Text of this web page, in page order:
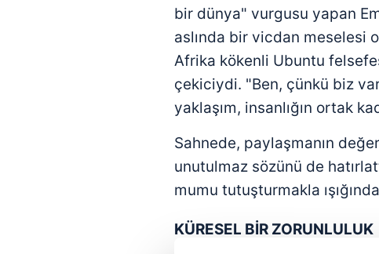
bir dünya" vurgusu yapan
aslında bir vicdan meselesi
Afrika kökenli Ubuntu
çekiciydi. "Ben, çünkü biz
yaklaşım, insanlığın ortak
Sahnede, paylaşmanın
unutulmaz sözünü de
mumu tutuşturmakla
KÜRESEL BİR ZORUNLULUK